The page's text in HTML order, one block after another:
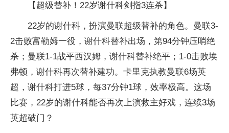
【超级替补！22岁谢什科剑指3连杀】
22岁的谢什科，扮演曼联超级替补的角色。曼联3-
2击败富勒姆一役，谢什科替补出场，第94分钟压哨绝
杀；曼联1-1战平西汉姆，谢什科替补绝平；1-0击败埃
弗顿，谢什科再次替补建功。卡里克执教曼联6场英
超，谢什科打进5球，每37分钟1球，效率极高。这场
比赛，22岁的谢什科能否再次上演救主好戏，连续3场
英超破门？